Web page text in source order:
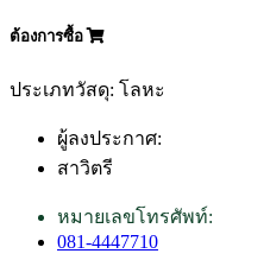
ต้องการซื้อ
ประเภทวัสดุ: โลหะ
ผู้ลงประกาศ:
สาวิตรี
หมายเลขโทรศัพท์:
081-4447710